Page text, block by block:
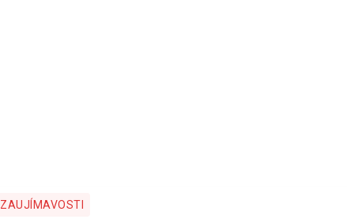
ZAUJÍMAVOSTI